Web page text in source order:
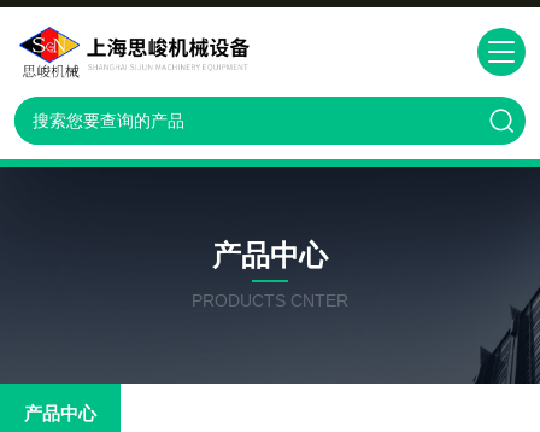
产品中心
PRODUCTS CNTER
产品中心